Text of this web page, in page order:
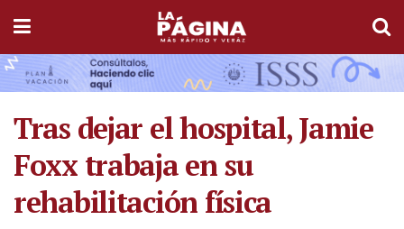
Tras dejar el hospital, Jamie
Foxx trabaja en su
rehabilitación física